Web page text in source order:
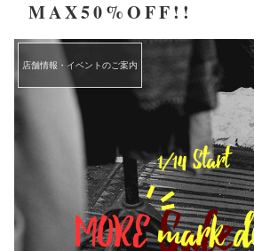
MAX50%OFF!!
店舗情報・イベントのご案内